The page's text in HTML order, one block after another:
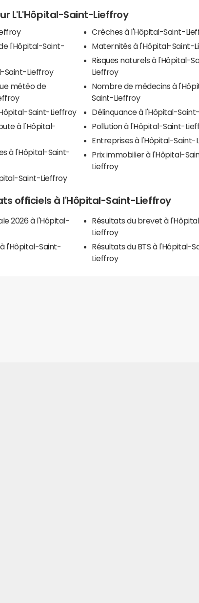
L'L'Hôpital-Saint-Lieffroy
l'Hôpital-Saint-
Saint-Lieffroy
météo de
Saint-Lieffroy
à l'Hôpital-
à l'Hôpital-Saint-
Saint-Lieffroy
Crèches à l'Hôpital-Saint-
Maternités à l'Hôpital-Saint-
Risques naturels à l'Hôpital-
Lieffroy
Nombre de médecins à
Saint-Lieffroy
Délinquance à l'Hôpital-
Pollution à l'Hôpital-Saint-
Entreprises à l'Hôpital-Saint-
Prix immobilier à l'Hôpital-
Lieffroy
officiels à l'Hôpital-Saint-Lieffroy
2026 à l'Hôpital-
l'Hôpital-Saint-
Résultats du brevet à
Lieffroy
Résultats du BTS à l'Hôpital-
Lieffroy